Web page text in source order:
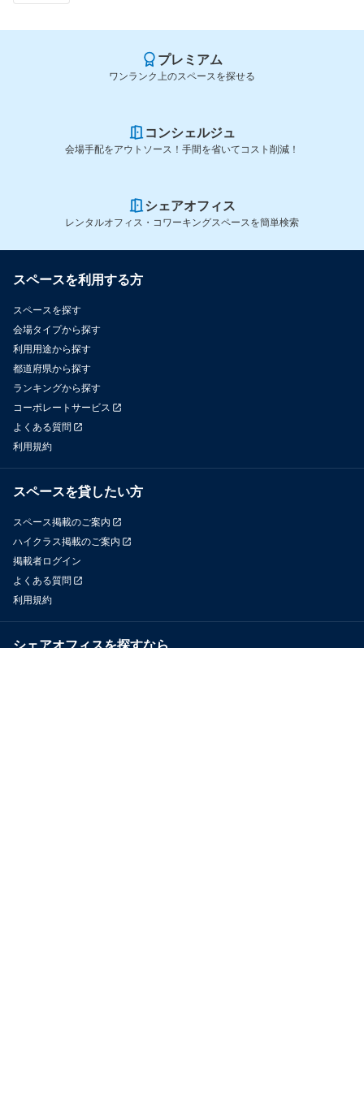
プレミアム
ワンランク上のスペースを探せる
コンシェルジュ
会場手配をアウトソース！手間を省いてコスト削減！
シェアオフィス
レンタルオフィス・コワーキングスペースを簡単検索
スペースを利用する方
スペースを探す
会場タイプから探す
利用用途から探す
都道府県から探す
ランキングから探す
コーポレートサービス
よくある質問
利用規約
スペースを貸したい方
スペース掲載のご案内
ハイクラス掲載のご案内
掲載者ログイン
よくある質問
利用規約
シェアオフィスを探すなら